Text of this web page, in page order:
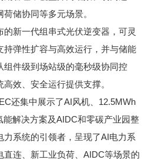
储协同等多元场景。
的新一代组串式光伏逆变器，可灵
持弹性扩容与高效运行，并与储能
组件级到场站级的毫秒级协同控
效、安全运行提供支撑。
还集中展示了AI风机、12.5MWh
能解决方案及AIDC和零碳产业园整
力系统的引领者，呈现了AI电力系
直连、新工业负荷、AIDC等场景的